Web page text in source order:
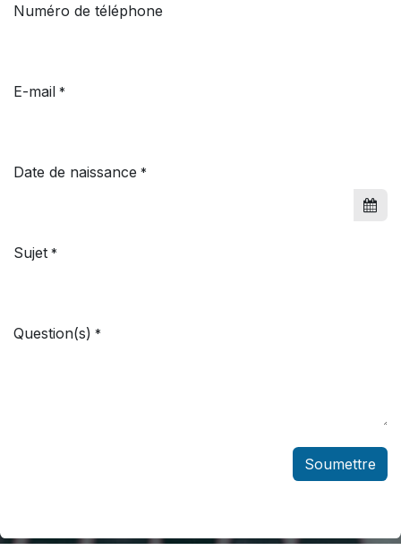
Numéro de téléphone
E-mail *
Date de naissance *
Sujet *
Question(s) *
S​​​​oumettre